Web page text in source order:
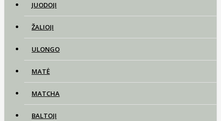
JUODOJI
ŽALIOJI
ULONGO
MATĖ
MATCHA
BALTOJI